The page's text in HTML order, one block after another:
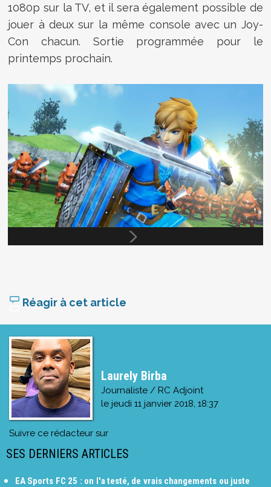
1080p sur la TV, et il sera également possible de
jouer à deux sur la même console avec un Joy-
Con chacun. Sortie programmée pour le
printemps prochain.
Réagir à cet article
Laurely Birba
Journaliste / RC Adjoint
le jeudi 11 janvier 2018, 18:37
Suivre ce rédacteur sur
SES DERNIERS ARTICLES
EA Sports FC 25 : on l'a testé, de vrais changements ou juste